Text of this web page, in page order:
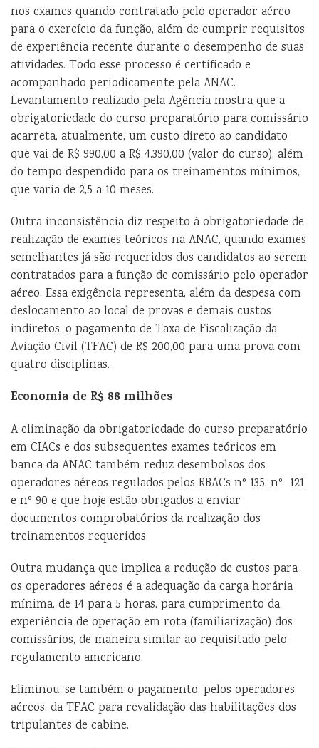
nos exames quando contratado pelo operador aéreo
para o exercício da função, além de cumprir requisitos
de experiência recente durante o desempenho de suas
atividades. Todo esse processo é certificado e
acompanhado periodicamente pela ANAC.
Levantamento realizado pela Agência mostra que a
obrigatoriedade do curso preparatório para comissário
acarreta, atualmente, um custo direto ao candidato
que vai de R$ 990,00 a R$ 4.390,00 (valor do curso), além
do tempo despendido para os treinamentos mínimos,
que varia de 2,5 a 10 meses.
Outra inconsistência diz respeito à obrigatoriedade de
realização de exames teóricos na ANAC, quando exames
semelhantes já são requeridos dos candidatos ao serem
contratados para a função de comissário pelo operador
aéreo. Essa exigência representa, além da despesa com
deslocamento ao local de provas e demais custos
indiretos, o pagamento de Taxa de Fiscalização da
Aviação Civil (TFAC) de R$ 200,00 para uma prova com
quatro disciplinas.
Economia de R$ 88 milhões
A eliminação da obrigatoriedade do curso preparatório
em CIACs e dos subsequentes exames teóricos em
banca da ANAC também reduz desembolsos dos
operadores aéreos regulados pelos RBACs nº 135, nº 121
e nº 90 e que hoje estão obrigados a enviar
documentos comprobatórios da realização dos
treinamentos requeridos.
Outra mudança que implica a redução de custos para
os operadores aéreos é a adequação da carga horária
mínima, de 14 para 5 horas, para cumprimento da
experiência de operação em rota (familiarização) dos
comissários, de maneira similar ao requisitado pelo
regulamento americano.
Eliminou-se também o pagamento, pelos operadores
aéreos, da TFAC para revalidação das habilitações dos
tripulantes de cabine.